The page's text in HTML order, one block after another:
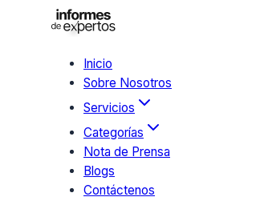
Inicio
Sobre Nosotros
Servicios
Categorías
Nota de Prensa
Blogs
Contáctenos